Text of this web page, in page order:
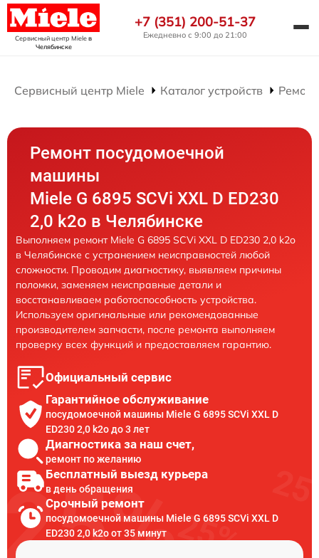
Сервисный центр Mieleв
Челябинске
+7 (351) 200-51-37
Ежедневно с 9:00 до 21:00
Сервисный центр Miele Каталог устройств
Ремонт посудомоечной
машины
Miele G 6895 SCVi XXL D ED230
2,0 k2o в Челябинске
Выполняем ремонт Miele G 6895 SCVi XXL D ED230 2,0 k2o
в Челябинске с устранением неисправностей любой
сложности. Проводим диагностику, выявляем причины
поломки, заменяем неисправные детали и
восстанавливаем работоспособность устройства.
Используем оригинальные или рекомендованные
производителем запчасти, после ремонта выполняем
проверку всех функций и предоставляем гарантию.
Официальный сервис
Гарантийное обслуживание
посудомоечной машины Miele G 6895 SCVi XXL D
ED230 2,0 k2o до 3 лет
Диагностика за наш счет,
ремонт по желанию
Бесплатный выезд курьера
в день обращения
Срочный ремонт
посудомоечной машины Miele G 6895 SCVi XXL D
ED230 2,0 k2o от 35 минут